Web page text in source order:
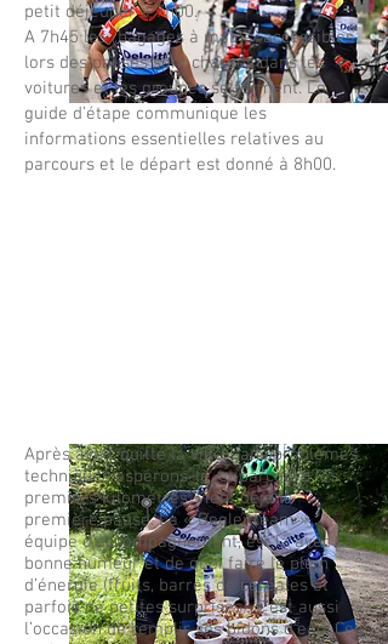
petit déjeuner à 7h00.
A 7h45 les „bagages à mains“ accessibles
lors des pauses sont chargés dans les
voitures et les groupes se forment. Le
guide d’étape communique les
informations essentielles relatives au
parcours et le départ est donné à 8h00.
Après avoir quitté la ville, sans problèmes
techniques espérons-le, et parcouru les
premiers kilomètres, vient déjà la
première pause. La « Begleitteam »,
équipe d’accompagnement, est là avec sa
bonne humeur et de quoi faire le plein
d’énergie (fruits, barres de céréales et
parfois de petites surprises). C’est aussi
l’occasion de remplir ses bidons d’eau. Ces